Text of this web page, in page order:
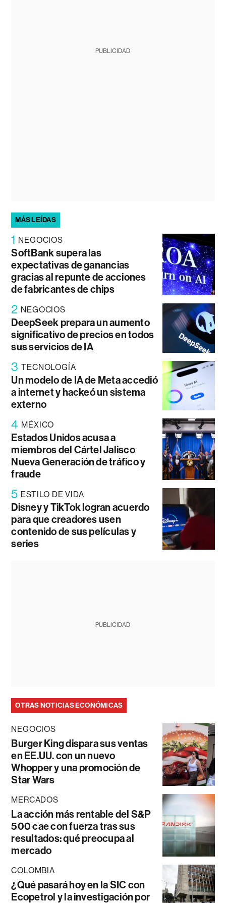
PUBLICIDAD
MÁS LEÍDAS
1 NEGOCIOS
SoftBank supera las
expectativas de ganancias
gracias al repunte de acciones
de fabricantes de chips
2 NEGOCIOS
DeepSeek prepara un aumento
significativo de precios en todos
sus servicios de IA
3 TECNOLOGÍA
Un modelo de IA de Meta accedió
a internet y hackeó un sistema
externo
4 MÉXICO
Estados Unidos acusa a
miembros del Cártel Jalisco
Nueva Generación de tráfico y
fraude
5 ESTILO DE VIDA
Disney y TikTok logran acuerdo
para que creadores usen
contenido de sus películas y
series
PUBLICIDAD
OTRAS NOTICIAS ECONÓMICAS
NEGOCIOS
Burger King dispara sus ventas
en EE.UU. con un nuevo
Whopper y una promoción de
Star Wars
MERCADOS
La acción más rentable del S&P
500 cae con fuerza tras sus
resultados: qué preocupa al
mercado
COLOMBIA
¿Qué pasará hoy en la SIC con
Ecopetrol y la investigación por